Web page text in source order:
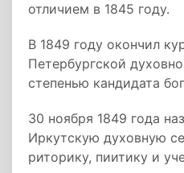
отличием в 1845 году.
В 1849 году окончил
Петербургской
степенью кандидата
30 ноября 1849 года
Иркутскую духовную
риторику, пиитику и